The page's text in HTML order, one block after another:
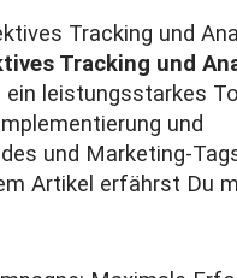
Tracking und
ein leistungsstarkes
und
und Marketing-
Artikel erfährst Du